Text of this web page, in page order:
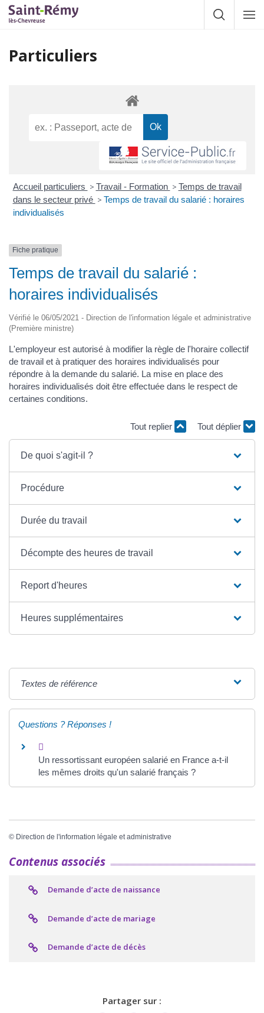
Gestion des traceurs
Afficher la
Particuliers
Accueil particuliers > Travail - Formation > Temps de travail
dans le secteur privé > Temps de travail du salarié : horaires
individualisés
Fiche pratique
Temps de travail du salarié :
horaires individualisés
Vérifié le 06/05/2021 - Direction de l'information légale et administrative
(Première ministre)
L'employeur est autorisé à modifier la règle de l'horaire collectif
de travail et à pratiquer des horaires individualisés pour
répondre à la demande du salarié. La mise en place des
horaires individualisés doit être effectuée dans le respect de
certaines conditions.
Tout replier Tout déplier
De quoi s'agit-il ?
Procédure
Durée du travail
Décompte des heures de travail
Report d'heures
Heures supplémentaires
Textes de référence
Questions ? Réponses !
Un ressortissant européen salarié en France a-t-il
les mêmes droits qu'un salarié français ?
© Direction de l'information légale et administrative
Contenus associés
Demande d’acte de naissance
Demande d’acte de mariage
Demande d’acte de décès
Partager sur :